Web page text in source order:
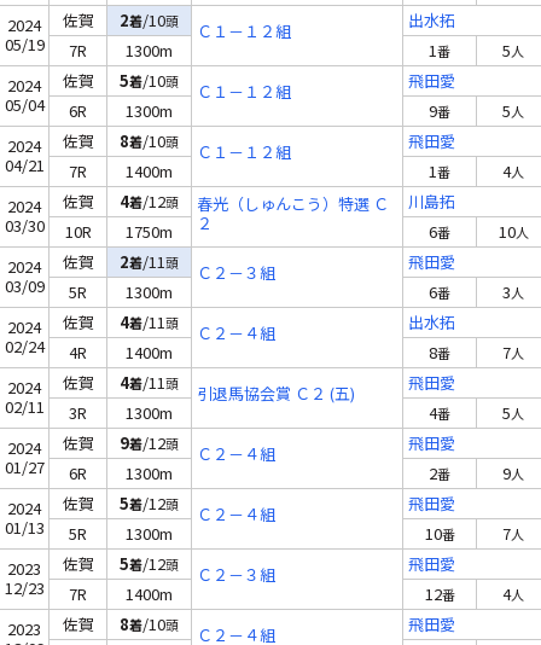
2024
05/19
佐賀 2着/10頭 Ｃ１－１２組
出水拓
7R
1300m 1番 5人
2024
05/04
佐賀 5着/10頭 Ｃ１－１２組
飛田愛
6R
1300m 9番 5人
2024
04/21
佐賀 8着/10頭 Ｃ１－１２組
飛田愛
7R
1400m 1番 4人
2024
03/30
佐賀 4着/12頭
春光（しゅんこう）特選 Ｃ
２
川島拓
10R
1750m 6番 10人
2024
03/09
佐賀 2着/11頭 Ｃ２－３組
飛田愛
5R
1300m 6番 3人
2024
02/24
佐賀 4着/11頭 Ｃ２－４組
出水拓
4R
1400m 8番 7人
2024
02/11
佐賀 4着/11頭 引退馬協会賞 Ｃ２ (五)
飛田愛
3R
1300m 4番 5人
2024
01/27
佐賀 9着/12頭 Ｃ２－４組
飛田愛
6R
1300m 2番 9人
2024
01/13
佐賀 5着/12頭 Ｃ２－４組
飛田愛
5R
1300m 10番 7人
2023
12/23
佐賀 5着/12頭 Ｃ２－３組
飛田愛
7R
1400m 12番 4人
2023
佐賀 8着/10頭 Ｃ２－４組
飛田愛